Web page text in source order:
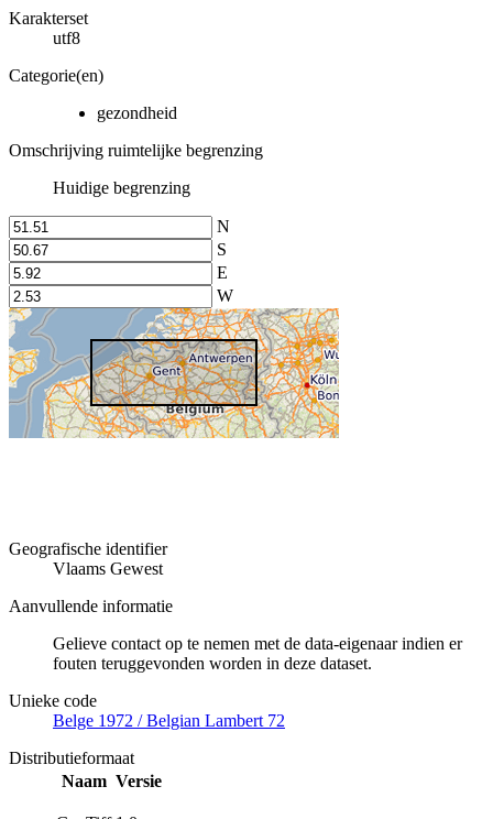
Karakterset
utf8
Categorie(en)
gezondheid
Omschrijving ruimtelijke begrenzing
Huidige begrenzing
N
S
E
W
Geografische identifier
Vlaams Gewest
Aanvullende informatie
Gelieve contact op te nemen met de data-eigenaar indien er
fouten teruggevonden worden in deze dataset.
Unieke code
Belge 1972 / Belgian Lambert 72
Distributieformaat
Naam Versie